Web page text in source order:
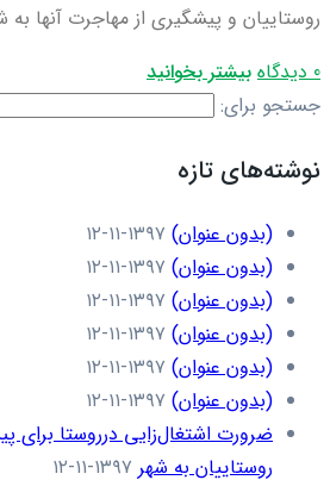
روستاییان و پیشگیری از مهاجرت آنها
0 دیدگاه
بیشتر بخوانید
جستجو برای:
نوشته‌های تازه
(بدون عنوان) ۱۳۹۷-۱۱-۱۲
(بدون عنوان) ۱۳۹۷-۱۱-۱۲
(بدون عنوان) ۱۳۹۷-۱۱-۱۲
(بدون عنوان) ۱۳۹۷-۱۱-۱۲
(بدون عنوان) ۱۳۹۷-۱۱-۱۲
(بدون عنوان) ۱۳۹۷-۱۱-۱۲
ضرورت اشتغال‌زایی درروستا برای
روستاییان به شهر ۱۳۹۷-۱۱-۱۲